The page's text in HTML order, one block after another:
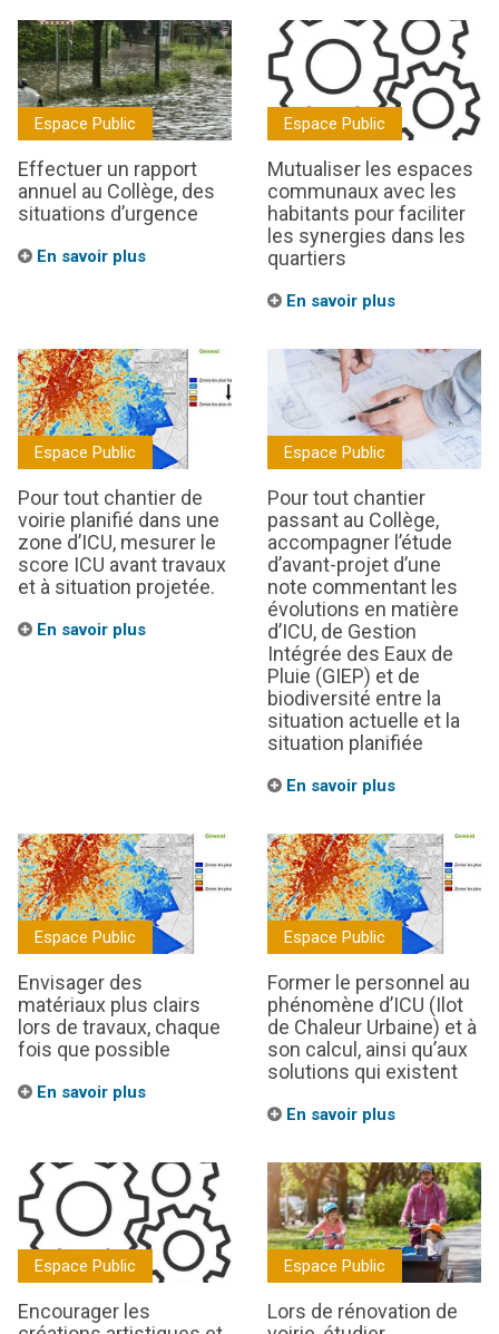
Espace Public
Effectuer un rapport
annuel au Collège, des
situations d’urgence
En savoir plus
Espace Public
Mutualiser les espaces
communaux avec les
habitants pour faciliter
les synergies dans les
quartiers
En savoir plus
Espace Public
Pour tout chantier de
voirie planifié dans une
zone d’ICU, mesurer le
score ICU avant travaux
et à situation projetée.
En savoir plus
Espace Public
Pour tout chantier
passant au Collège,
accompagner l’étude
d’avant-projet d’une
note commentant les
évolutions en matière
d’ICU, de Gestion
Intégrée des Eaux de
Pluie (GIEP) et de
biodiversité entre la
situation actuelle et la
situation planifiée
En savoir plus
Espace Public
Envisager des
matériaux plus clairs
lors de travaux, chaque
fois que possible
En savoir plus
Espace Public
Former le personnel au
phénomène d’ICU (Ilot
de Chaleur Urbaine) et à
son calcul, ainsi qu’aux
solutions qui existent
En savoir plus
Espace Public
Encourager les
Espace Public
Lors de rénovation de